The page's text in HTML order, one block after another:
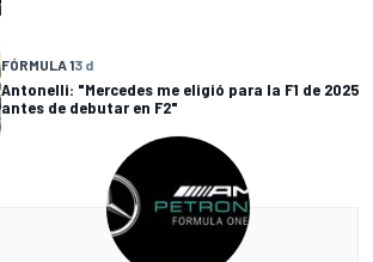
FÓRMULA 13 d
Antonelli: "Mercedes me eligió para la F1 de 2025
antes de debutar en F2"